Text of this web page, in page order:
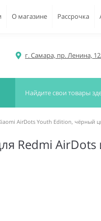
О магазине Рассрочка
г. Самара, пр. Ленина,
AirDots Youth Edition, чёрный
Redmi